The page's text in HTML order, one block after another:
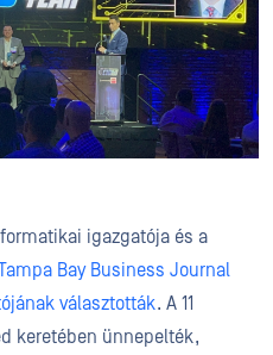
igazgatója és a
Bay Business Journal
választották. A 11
keretében ünnepelték,